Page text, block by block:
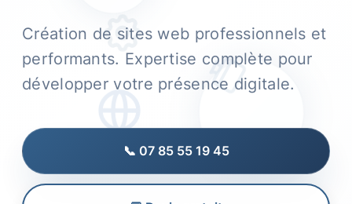
Création de sites web professionnels et
performants. Expertise complète pour
développer votre présence digitale.
📞 07 85 55 19 45